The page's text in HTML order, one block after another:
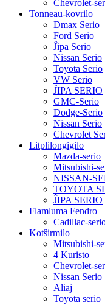
Chevrolet-
Tonneau-kovrilo
Dmax Serio
Ford Serio
Ĵipa Serio
Nissan Serio
Toyota Serio
VW Serio
ĴIPA SERIO
GMC-Serio
Dodge-Serio
Nissan Serio
Chevrolet
Litplilongigilo
Mazda-serio
Mitsubishi-
NISSAN-
TOYOTA
ĴIPA SERIO
Flamluma Fendro
Cadillac-
Kotŝirmilo
Mitsubishi-
4 Kuristo
Chevrolet-
Nissan Serio
Aliaj
Toyota serio